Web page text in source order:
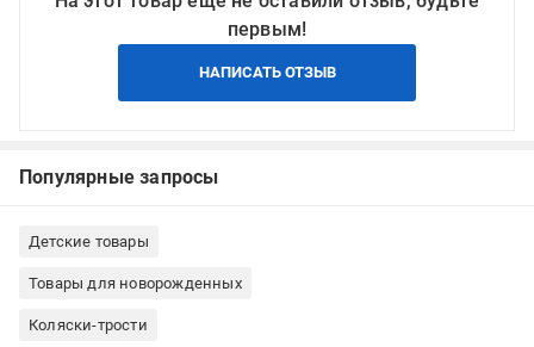
первым!
НАПИСАТЬ ОТЗЫВ
Популярные запросы
Детские товары
Товары для новорожденных
Коляски-трости